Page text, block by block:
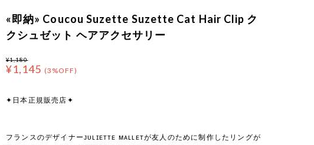
«即納» Coucou Suzette Suzette Cat Hair Clip ク
クシュゼット ヘアアクセサリー
¥1,180
¥1,145 (3%OFF)
✦日本正規販売店✦
フランスのデザイナーᴊᴜʟɪᴇᴛᴛᴇ ᴍᴀʟʟᴇᴛが友人のために制作したリングが